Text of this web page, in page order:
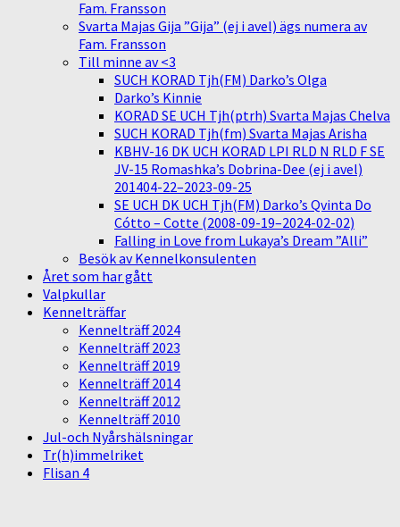
Fam. Fransson
Svarta Majas Gija ”Gija” (ej i avel) ägs numera av
Fam. Fransson
Till minne av <3
SUCH KORAD Tjh(FM) Darko’s Olga
Darko’s Kinnie
KORAD SE UCH Tjh(ptrh) Svarta Majas Chelva
SUCH KORAD Tjh(fm) Svarta Majas Arisha
KBHV-16 DK UCH KORAD LPI RLD N RLD F SE
JV-15 Romashka’s Dobrina-Dee (ej i avel)
201404-22–2023-09-25
SE UCH DK UCH Tjh(FM) Darko’s Qvinta Do
Cótto – Cotte (2008-09-19–2024-02-02)
Falling in Love from Lukaya’s Dream ”Alli”
Besök av Kennelkonsulenten
Året som har gått
Valpkullar
Kennelträffar
Kennelträff 2024
Kennelträff 2023
Kennelträff 2019
Kennelträff 2014
Kennelträff 2012
Kennelträff 2010
Jul-och Nyårshälsningar
Tr(h)immelriket
Flisan 4